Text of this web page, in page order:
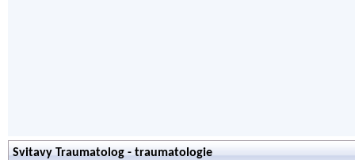
Svitavy Traumatolog - traumatologie